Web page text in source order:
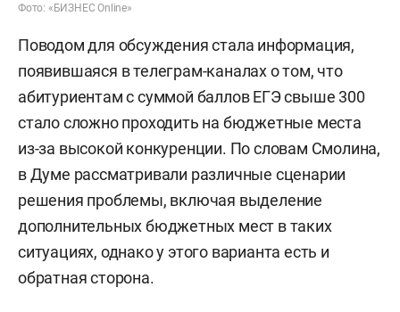
Фото: «БИЗНЕС Online»
Поводом для обсуждения стала информация,
появившаяся в телеграм-каналах о том, что
абитуриентам с суммой баллов ЕГЭ свыше 300
стало сложно проходить на бюджетные места
из-за высокой конкуренции. По словам Смолина,
в Думе рассматривали различные сценарии
решения проблемы, включая выделение
дополнительных бюджетных мест в таких
ситуациях, однако у этого варианта есть и
обратная сторона.